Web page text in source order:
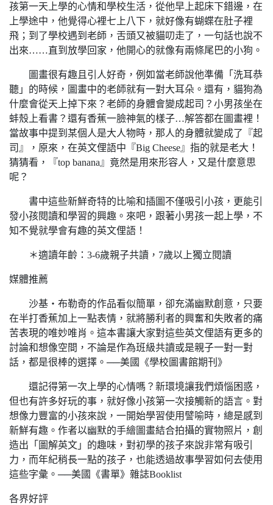
孩第一天上學的心情和學校生活，從他早上起床下錯邊，在
上學途中，他覺得心裡七上八下，就好像有蝴蝶在肚子裡
飛；到了學校遇到老師，舌頭又被貓叨走了，一句話也說不
出來……直到放學回家，他開心的就像有兩條尾巴的小狗。
圖畫很有趣且引人好奇，例如當老師說他準備「洗耳恭
聽」的時候，圖畫中的老師就有一對大耳朵。還有，貓狗為
什麼會從天上掉下來？老師的身體會變成起司？小男孩坐在
蚌殼上看書？還有香蕉一臉神氣的樣子…解答都在圖畫裡！
當故事中提到某個人是大人物時，那人的身體就變成了『起
司』，原來，在英文俚語中『Big Cheese』指的就是老大！
猜猜看，『top banana』竟然是用來形容人，又是什麼意思
呢？
書中這些新鮮奇特的比喻和插圖不僅吸引小孩，更能引
發小孩閱讀和學習的興趣。來吧，跟著小男孩一起上學，不
知不覺就學會有趣的英文俚語！
＊適讀年齡：3-6歲親子共讀，7歲以上獨立閱讀
媒體推薦
沙基‧布勒奇的作品看似簡單，卻充滿幽默創意，只要
在半打香蕉加上一點表情，就將勝利者的興奮和失敗者的痛
苦表現的唯妙唯肖。這本書讓大家對這些英文俚語有更多的
討論和想像空間，不論是作為班級共讀或是親子一對一對
話，都是很棒的選擇。──美國《學校圖書館期刊》
還記得第一次上學的心情嗎？新環境讓我們煩惱困惑，
但也有許多好玩的事，就好像小孩第一次接觸新的語言。對
想像力豐富的小孩來說，一開始學習使用譬喻時，總是感到
新鮮有趣。作者以幽默的手繪圖畫結合拍攝的實物照片，創
造出「圖解英文」的趣味，對初學的孩子來說非常有吸引
力，而年紀稍長一點的孩子，也能透過故事學習如何去使用
這些字彙。──美國《書單》雜誌Booklist
各界好評